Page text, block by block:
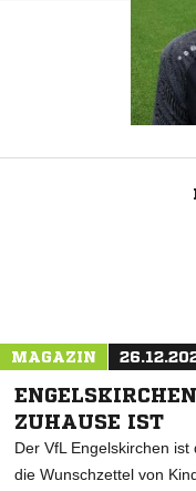
MAGAZIN
ZUHAUSE IST
Der VfL Engelskirchen
die Wunschzettel von